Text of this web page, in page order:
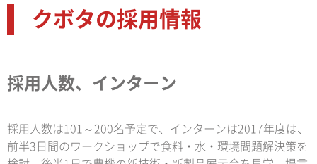
クボタの採用情報
採用人数、インターン
採用人数は101～200名予定で、インターンは2017年度は、
前半3日間のワークショップで食料・水・環境問題解決策を